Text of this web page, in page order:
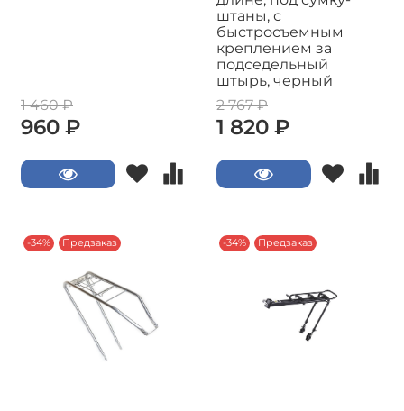
1 460 ₽
960 ₽
штаны, с
быстросъемным
креплением за
подседельный
штырь, черный
2 767 ₽
1 820 ₽
-34% Предзаказ -34% Предзаказ